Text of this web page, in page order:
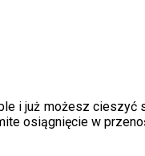
i już możesz cieszyć
osiągnięcie w